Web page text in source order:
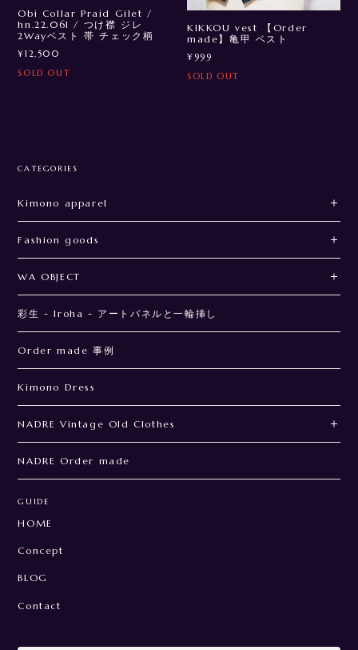
Obi Collar Praid Gilet /
hn.22.061 / つけ襟 ジレ
2Wayベスト 帯 チェック柄
¥12,500
SOLD OUT
KIKKOU vest 【Order
made】亀甲 ベスト
¥999
SOLD OUT
CATEGORIES
Kimono apparel
Fashion goods
WA OBJECT
彩生 - Iroha - アートパネルと一輪挿し
Order made 事例
Kimono Dress
NADRE Vintage Old Clothes
NADRE Order made
GUIDE
HOME
Concept
BLOG
Contact